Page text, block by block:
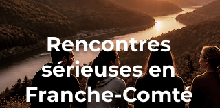
Rencontres
sérieuses en
Franche-Comté